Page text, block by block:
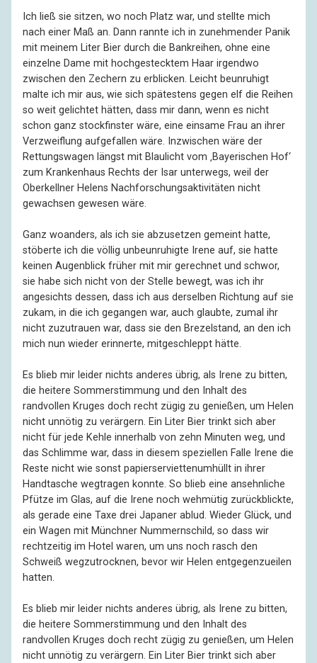
Ich ließ sie sitzen, wo noch Platz war, und stellte mich
nach einer Maß an. Dann rannte ich in zunehmender Panik
mit meinem Liter Bier durch die Bankreihen, ohne eine
einzelne Dame mit hochgestecktem Haar irgendwo
zwischen den Zechern zu erblicken. Leicht beunruhigt
malte ich mir aus, wie sich spätestens gegen elf die Reihen
so weit gelichtet hätten, dass mir dann, wenn es nicht
schon ganz stockfinster wäre, eine einsame Frau an ihrer
Verzweiflung aufgefallen wäre. Inzwischen wäre der
Rettungswagen längst mit Blaulicht vom ‚Bayerischen Hof‘
zum Krankenhaus Rechts der Isar unterwegs, weil der
Oberkellner Helens Nachforschungsaktivitäten nicht
gewachsen gewesen wäre.
Ganz woanders, als ich sie abzusetzen gemeint hatte,
stöberte ich die völlig unbeunruhigte Irene auf, sie hatte
keinen Augenblick früher mit mir gerechnet und schwor,
sie habe sich nicht von der Stelle bewegt, was ich ihr
angesichts dessen, dass ich aus derselben Richtung auf sie
zukam, in die ich gegangen war, auch glaubte, zumal ihr
nicht zuzutrauen war, dass sie den Brezelstand, an den ich
mich nun wieder erinnerte, mitgeschleppt hätte.
Es blieb mir leider nichts anderes übrig, als Irene zu bitten,
die heitere Sommerstimmung und den Inhalt des
randvollen Kruges doch recht zügig zu genießen, um Helen
nicht unnötig zu verärgern. Ein Liter Bier trinkt sich aber
nicht für jede Kehle innerhalb von zehn Minuten weg, und
das Schlimme war, dass in diesem speziellen Falle Irene die
Reste nicht wie sonst papierserviettenumhüllt in ihrer
Handtasche wegtragen konnte. So blieb eine ansehnliche
Pfütze im Glas, auf die Irene noch wehmütig zurückblickte,
als gerade eine Taxe drei Japaner ablud. Wieder Glück, und
ein Wagen mit Münchner Nummernschild, so dass wir
rechtzeitig im Hotel waren, um uns noch rasch den
Schweiß wegzutrocknen, bevor wir Helen entgegenzueilen
hatten.
Es blieb mir leider nichts anderes übrig, als Irene zu bitten,
die heitere Sommerstimmung und den Inhalt des
randvollen Kruges doch recht zügig zu genießen, um Helen
nicht unnötig zu verärgern. Ein Liter Bier trinkt sich aber